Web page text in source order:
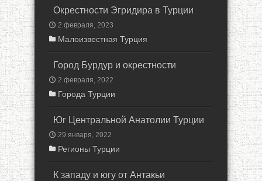
Окрестности Эгридира в Турции
2 февраля, 2023
Малоизвестная Турция
Город Бурдур и окрестности
2 февраля, 2022
Города Турции
Юг Центральной Анатолии Турции
29 января, 2022
Регионы Турции
К западу и югу от Антакьи